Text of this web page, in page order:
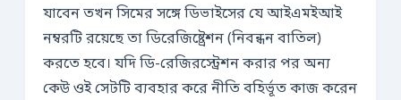
যাবেন তখন সিমের সঙ্গে ডিভাইসের যে আইএমইআই
নম্বরটি রয়েছে তা ডিরেজিষ্ট্রেশন (নিবন্ধন বাতিল)
করতে হবে। যদি ডি-রেজিরস্ট্রেশন করার পর অন্য
কেউ ওই সেটটি ব্যবহার করে নীতি বহির্ভূত কাজ করেন